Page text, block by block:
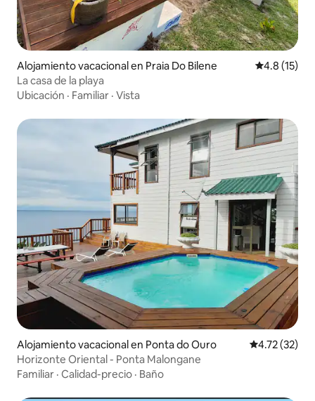
Alojamiento vacacional en Praia Do Bilene Calificación
4.8 (15)
La casa de la playa
Ubicación · Familiar · Vista
Alojamiento vacacional en Ponta do Ouro Calificación
4.72 (32)
Horizonte Oriental - Ponta Malongane
Familiar · Calidad-precio · Baño